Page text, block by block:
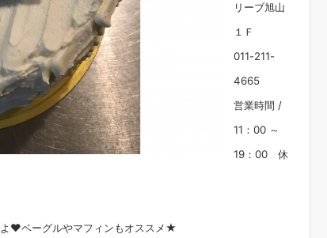
リーブ旭山
１Ｆ
011-211-
4665
営業時間 /
11：00 ～
19：00 休
よ♥ベーグルやマフィンもオススメ★